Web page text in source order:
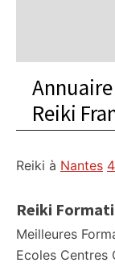
Reiki
Reiki à Nantes
Reiki
Meilleures
Ecoles Centres